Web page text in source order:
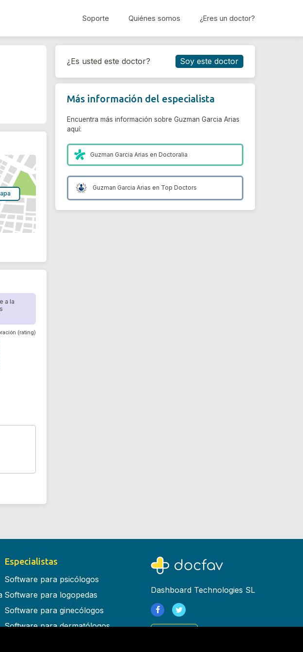
Soporte Quiénes somos ¿Eres un doctor?
Reservar cita
a la
(rating)
¿Es usted este doctor? Soy este doctor
Más información del especialista
Encuentra más información sobre Guzman Garcia Arias
aquí:
Guzman Garcia Arias enDoctoralia
Guzman Garcia Arias en Top Doctors
Especialistas
Software para psicólogos
Software para logopedas
Software para ginecólogos
Software para dermatólogos
Dashboard Technologies SL